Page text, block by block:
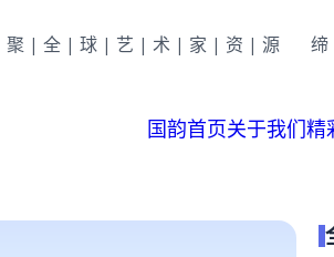
聚|全|球|艺|术|家|资|源
国韵首页关于我们精